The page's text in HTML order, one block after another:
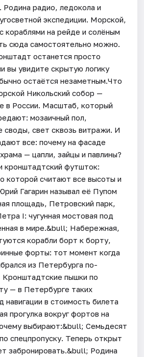
Родина радио, ледокола и
экспедиции. Морской,
кораблями на рейде и солёным
сюда самостоятельно можно.
останется просто
вы увидите скрытую логику
остаётся незаметным.Что
Никольский собор —
в России. Масштаб, который
мозаичный пол,
своды, свет сквозь витражи. И
все: почему на фасаде
— цапли, зайцы и павлины?
кронштадтский футшток:
которой считают все высоты и
Гагарин называл её Пупом
площадь, Петровский парк,
I: чугунная мостовая под
в мире.&bull; Набережная,
корабли борт к борту,
форты: тот момент когда
из Петербурга по-
пышки по
— в Петербурге таких
в стоимость билета
прогулка вокруг фортов на
выбирают:&bull; Семьдесят
спецпропуску. Теперь открыт
забронировать.&bull; Родина